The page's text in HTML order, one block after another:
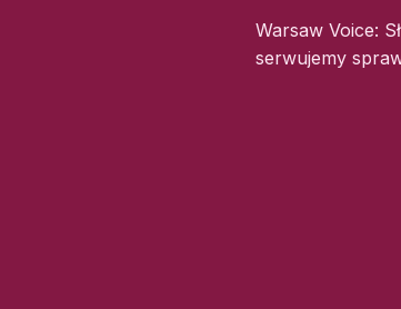
Warsaw Voice:
serwujemy